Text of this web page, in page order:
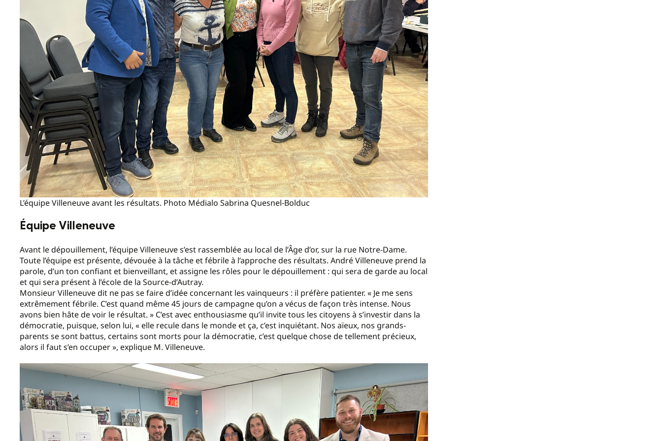
L’équipe Villeneuve avant les résultats. Photo Médialo Sabrina Quesnel-Bolduc
Équipe Villeneuve
Avant le dépouillement, l’équipe Villeneuve s’est rassemblée au local de l’Âge d’or, sur la rue Notre-Dame.
Toute l’équipe est présente, dévouée à la tâche et fébrile à l’approche des résultats. André Villeneuve prend la
parole, d’un ton confiant et bienveillant, et assigne les rôles pour le dépouillement : qui sera de garde au local
et qui sera présent à l’école de la Source-d’Autray.
Monsieur Villeneuve dit ne pas se faire d’idée concernant les vainqueurs : il préfère patienter. « Je me sens
extrêmement fébrile. C’est quand même 45 jours de campagne qu’on a vécus de façon très intense. Nous
avons bien hâte de voir le résultat. » C’est avec enthousiasme qu’il invite tous les citoyens à s’investir dans la
démocratie, puisque, selon lui, « elle recule dans le monde et ça, c’est inquiétant. Nos aïeux, nos grands-
parents se sont battus, certains sont morts pour la démocratie, c’est quelque chose de tellement précieux,
alors il faut s’en occuper », explique M. Villeneuve.